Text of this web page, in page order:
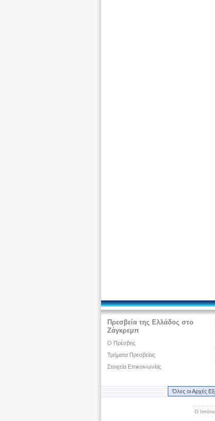
Πρεσβεία της Ελλάδος στο
Ζάγκρεμπ
Ο Πρέσβης
Τμήματα Πρεσβείας
Στοιχεία Επικοινωνίας
Όλες οι Αρχές
Ο